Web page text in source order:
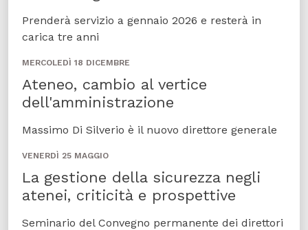
Prenderà servizio a gennaio 2026 e resterà in
carica tre anni
MERCOLEDÌ 18 DICEMBRE
Ateneo, cambio al vertice
dell'amministrazione
Massimo Di Silverio è il nuovo direttore generale
VENERDÌ 25 MAGGIO
La gestione della sicurezza negli
atenei, criticità e prospettive
Seminario del Convegno permanente dei direttori